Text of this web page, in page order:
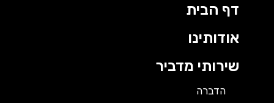
דף הבית
אודותינו
שירותי מדביר
הדברה